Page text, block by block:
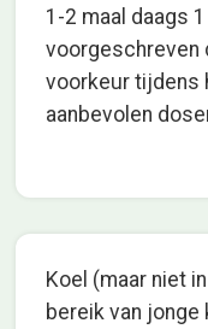
1-2 maal daags
voorgeschreven
voorkeur tijdens
aanbevolen
Koel (maar niet
bereik van jonge